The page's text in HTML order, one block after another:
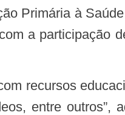
Primária à
a participação
entre outros”,